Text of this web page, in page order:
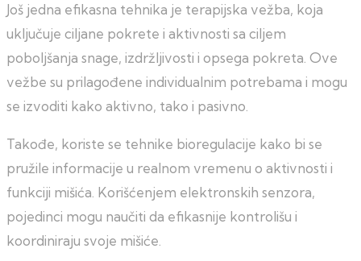
Još jedna efikasna tehnika je terapijska vežba, koja
uključuje ciljane pokrete i aktivnosti sa ciljem
poboljšanja snage, izdržljivosti i opsega pokreta. Ove
vežbe su prilagođene individualnim potrebama i mogu
se izvoditi kako aktivno, tako i pasivno.
Takođe, koriste se tehnike bioregulacije kako bi se
pružile informacije u realnom vremenu o aktivnosti i
funkciji mišića. Korišćenjem elektronskih senzora,
pojedinci mogu naučiti da efikasnije kontrolišu i
koordiniraju svoje mišiće.